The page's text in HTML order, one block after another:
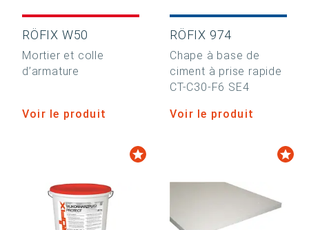
RÖFIX W50
Mortier et colle
d’armature
Voir le produit
RÖFIX 974
Chape à base de
ciment à prise rapide
CT-C30-F6 SE4
Voir le produit